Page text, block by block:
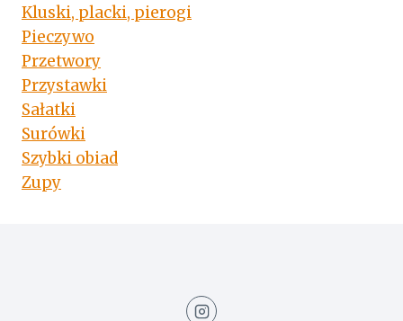
Kluski, placki, pierogi
Pieczywo
Przetwory
Przystawki
Sałatki
Surówki
Szybki obiad
Zupy